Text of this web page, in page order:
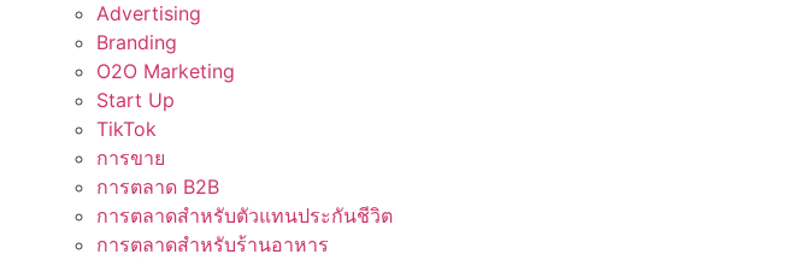
Advertising
Branding
O2O Marketing
Start Up
TikTok
การขาย
การตลาด B2B
การตลาดสำหรับตัวแทนประกันชีวิต
การตลาดสำหรับร้านอาหาร